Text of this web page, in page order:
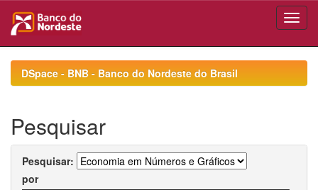
navigationDSpace - BNB - Banco do Nordeste do Brasil
Pesquisar
Pesquisar:
por